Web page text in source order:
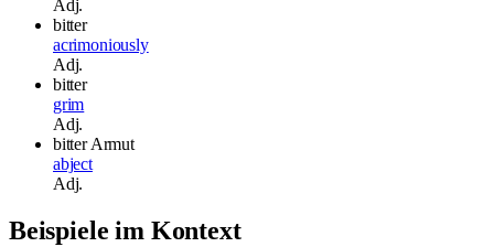
Adj.
bitter
acrimoniously
Adj.
bitter
grim
Adj.
bitter Armut
abject
Adj.
Beispiele im Kontext